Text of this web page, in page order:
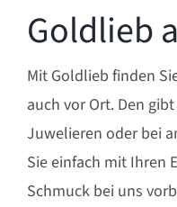
Goldlieb
Mit Goldlieb finden
auch vor Ort. Den
Juwelieren oder bei
Sie einfach mit Ihren
Schmuck bei uns